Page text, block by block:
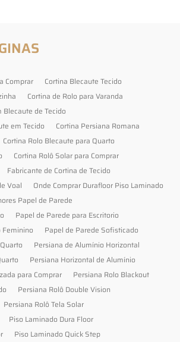
Comprar
Cortina Blecaute Tecido
Cortina de Rolo para Varanda
Blecaute de Tecido
em Tecido
Cortina Persiana Romana
Cortina Rolo Blecaute para Quarto
Cortina Rolô Solar para Comprar
Fabricante de Cortina de Tecido
Voal
Onde Comprar Durafloor Piso Laminado
Papel de Parede
Papel de Parede para Escritorio
Feminino
Papel de Parede Sofisticado
Persiana de Alumínio Horizontal
Persiana Horizontal de Alumínio
para Comprar
Persiana Rolo Blackout
Persiana Rolô Double Vision
Persiana Rolô Tela Solar
Piso Laminado Dura Floor
Piso Laminado Quick Step